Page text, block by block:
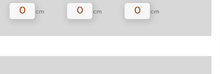
0 cm 0 cm 0 cm